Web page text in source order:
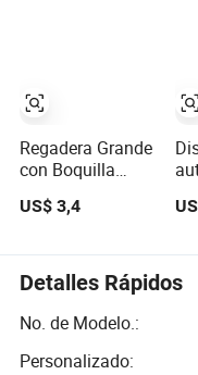
con boquilla
larga
Regadera Grande
con Boquilla
Plantas y Flores
Aspersor Bl20855
US$ 3,4
Detalles Rápidos
No. de Modelo.:
Personalizado: